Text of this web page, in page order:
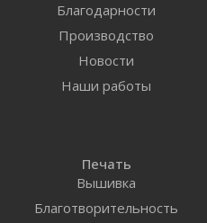
Благодарности
Производство
Новости
Наши работы
Печать
Вышивка
Благотворительность